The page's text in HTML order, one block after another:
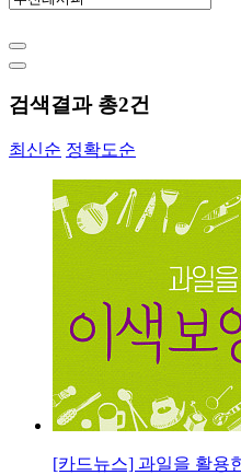
검색결과 총2건
최신순 정확도순
[카드뉴스] 과일을 활용